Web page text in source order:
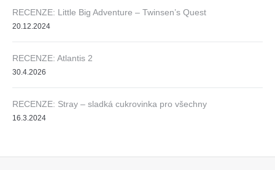
RECENZE: Little Big Adventure – Twinsen’s Quest
20.12.2024
RECENZE: Atlantis 2
30.4.2026
RECENZE: Stray – sladká cukrovinka pro všechny
16.3.2024